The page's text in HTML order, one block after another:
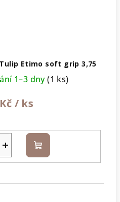
Etimo soft grip 3,75
1–3 dny(1 ks)
/ ks
+ Do
košíku